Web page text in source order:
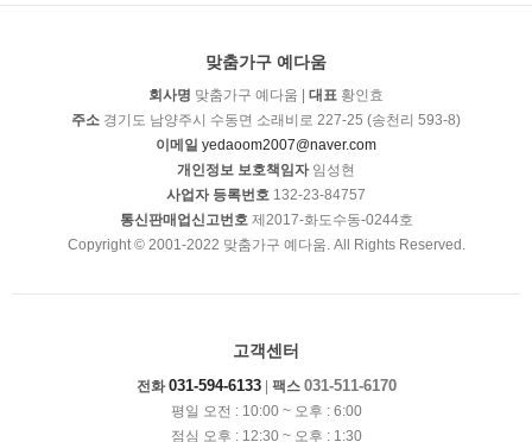
맞춤가구 예다움
회사명 맞춤가구 예다움 | 대표 황인효
주소 경기도 남양주시 수동면 소래비로 227-25 (송천리 593-8)
이메일 yedaoom2007@naver.com
개인정보 보호책임자임성현
사업자 등록번호 132-23-84757
통신판매업신고번호제2017-화도수동-0244호
Copyright © 2001-2022 맞춤가구 예다움. All Rights Reserved.
고객센터
전화 031-594-6133| 팩스 031-511-6170
평일 오전 : 10:00 ~ 오후 : 6:00
점심 오후 : 12:30 ~ 오후 : 1:30